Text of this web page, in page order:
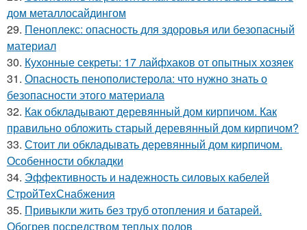
дом металлосайдингом
29. Пеноплекс: опасность для здоровья или безопасный
материал
30. Кухонные секреты: 17 лайфхаков от опытных хозяек
31. Опасность пенополистерола: что нужно знать о
безопасности этого материала
32. Как обкладывают деревянный дом кирпичом. Как
правильно обложить старый деревянный дом кирпичом?
33. Стоит ли обкладывать деревянный дом кирпичом.
Особенности обкладки
34. Эффективность и надежность силовых кабелей
СтройТехСнабжения
35. Привыкли жить без труб отопления и батарей.
Обогрев посредством теплых полов